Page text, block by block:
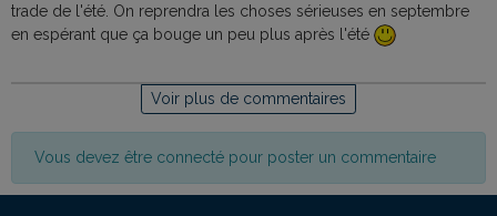
trade de l'été. On reprendra les choses sérieuses en septembre
en espérant que ça bouge un peu plus après l'été
Voir plus de commentaires
Vous devez être connecté pour poster un commentaire